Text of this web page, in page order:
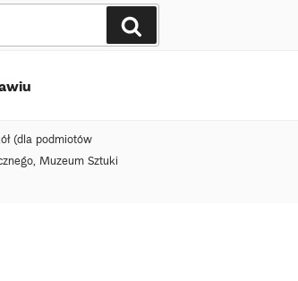
(dla podmiotów
Muzeum Sztuki